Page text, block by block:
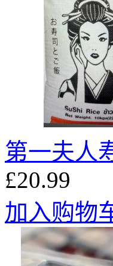
第一夫人
£20.99
加入购物